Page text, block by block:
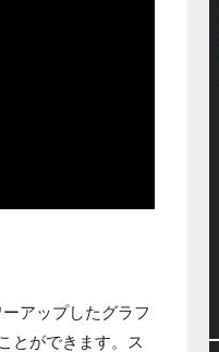
アップしたグラフ
とができます。ス